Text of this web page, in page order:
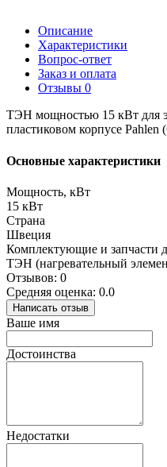
Описание
Характеристики
Вопрос-ответ
Заказ и оплата
Отзывы 0
ТЭН мощностью 15 кВт для
пластиковом корпусе Pahlen
Основные характеристики
Мощность, кВт
15 кВт
Страна
Швеция
Комплектующие и запчасти
ТЭН (нагревательный
Отзывов: 0
Средняя оценка: 0.0
Написать отзыв
Ваше имя
Достоинства
Недостатки